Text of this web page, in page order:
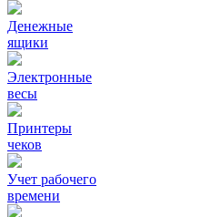
Денежные
ящики
Электронные
весы
Принтеры
чеков
Учет рабочего
времени